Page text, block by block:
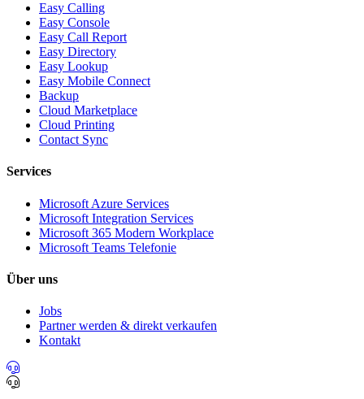
Easy Calling
Easy Console
Easy Call Report
Easy Directory
Easy Lookup
Easy Mobile Connect
Backup
Cloud Marketplace
Cloud Printing
Contact Sync
Services
Microsoft Azure Services
Microsoft Integration Services
Microsoft 365 Modern Workplace
Microsoft Teams Telefonie
Über uns
Jobs
Partner werden & direkt verkaufen
Kontakt